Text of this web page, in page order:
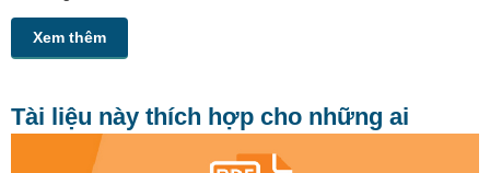
Xem thêm
Tài liệu này thích hợp cho những ai